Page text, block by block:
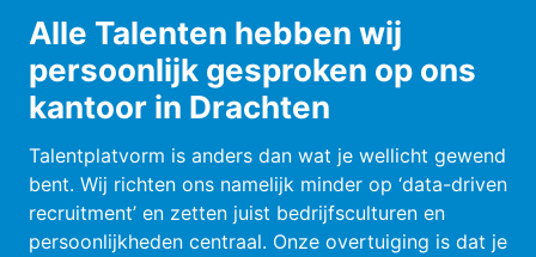
Alle Talenten hebben wij
persoonlijk gesproken op ons
kantoor in Drachten
Talentplatvorm is anders dan wat je wellicht gewend
bent. Wij richten ons namelijk minder op ‘data-driven
recruitment’ en zetten juist bedrijfsculturen en
persoonlijkheden centraal. Onze overtuiging is dat je